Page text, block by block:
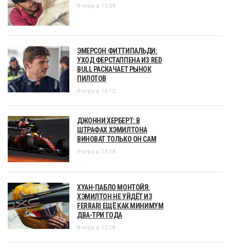
Вчера в 15:09
ЭМЕРСОН ФИТТИПАЛЬДИ:
УХОД ФЕРСТАППЕНА ИЗ RED
BULL РАСКАЧАЕТ РЫНОК
ПИЛОТОВ
Вчера в 14:12
ДЖОННИ ХЕРБЕРТ: В
ШТРАФАХ ХЭМИЛТОНА
ВИНОВАТ ТОЛЬКО ОН САМ
Вчера в 13:14
ХУАН-ПАБЛО МОНТОЙЯ:
ХЭМИЛТОН НЕ УЙДЁТ ИЗ
FERRARI ЕЩЁ КАК МИНИМУМ
ДВА-ТРИ ГОДА
Вчера в 12:18